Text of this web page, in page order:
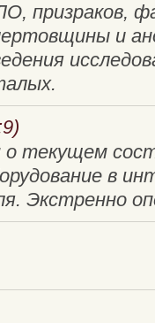
призраков,
и
текущем
в
Экстренно